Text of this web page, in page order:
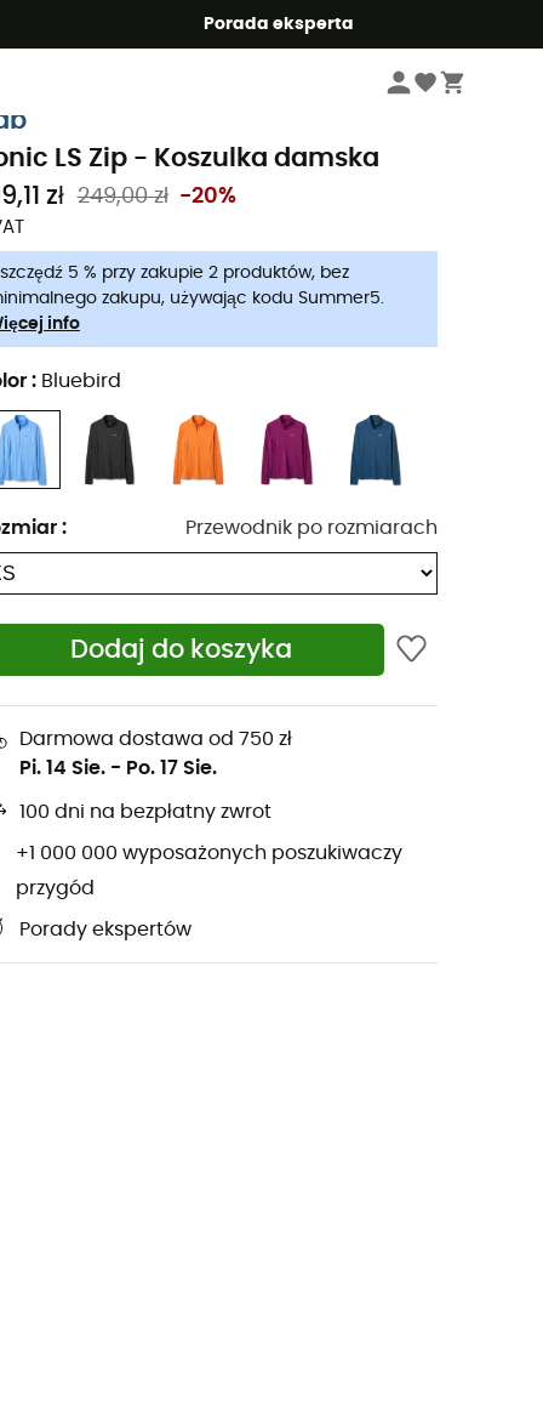
Porada eksperta
Bielizna techniczna damska
LS Zip - Koszulka damska
zł 249,00 zł -20%
5 % przy zakupie 2 produktów, bez
zakupu, używając kodu Summer5.
info
: Bluebird
: Przewodnik po rozmiarach
Dodaj do koszyka
Darmowa dostawa od 750 zł
Pi. 14 Sie. - Po. 17 Sie.
100 dni na bezpłatny zwrot
+1 000 000 wyposażonych poszukiwaczy
przygód
Porady ekspertów